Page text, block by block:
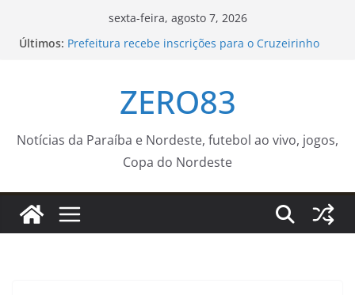
sexta-feira, agosto 7, 2026
Últimos: Prefeitura recebe inscrições para o Cruzeirinho
Leo Bezerra sorteia apartamentos e realiza o
sonho da casa própria para 240 famílias
ventos de 109 km/h
Incêndio na Serra do Vulcão é controlado após
mais de 11 horas de combate
Prefeitura Estância Turística Guaratinguetá
ZERO83
Notícias da Paraíba e Nordeste, futebol ao vivo, jogos,
Copa do Nordeste